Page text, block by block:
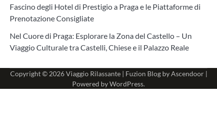
Fascino degli Hotel di Prestigio a Praga e le Piattaforme di
Prenotazione Consigliate
Nel Cuore di Praga: Esplorare la Zona del Castello – Un
Viaggio Culturale tra Castelli, Chiese e il Palazzo Reale
Copyright © 2026Viaggio Rilassante| Fuzion Blog byAscendoor|
Powered byWordPress.